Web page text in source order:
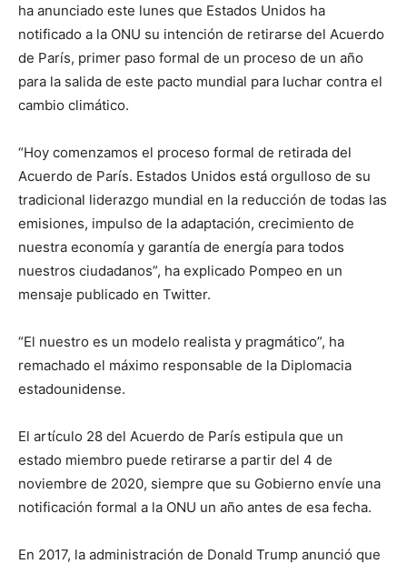
ha anunciado este lunes que Estados Unidos ha
notificado a la ONU su intención de retirarse del Acuerdo
de París, primer paso formal de un proceso de un año
para la salida de este pacto mundial para luchar contra el
cambio climático.
“Hoy comenzamos el proceso formal de retirada del
Acuerdo de París. Estados Unidos está orgulloso de su
tradicional liderazgo mundial en la reducción de todas las
emisiones, impulso de la adaptación, crecimiento de
nuestra economía y garantía de energía para todos
nuestros ciudadanos”, ha explicado Pompeo en un
mensaje publicado en Twitter.
“El nuestro es un modelo realista y pragmático”, ha
remachado el máximo responsable de la Diplomacia
estadounidense.
El artículo 28 del Acuerdo de París estipula que un
estado miembro puede retirarse a partir del 4 de
noviembre de 2020, siempre que su Gobierno envíe una
notificación formal a la ONU un año antes de esa fecha.
En 2017, la administración de Donald Trump anunció que